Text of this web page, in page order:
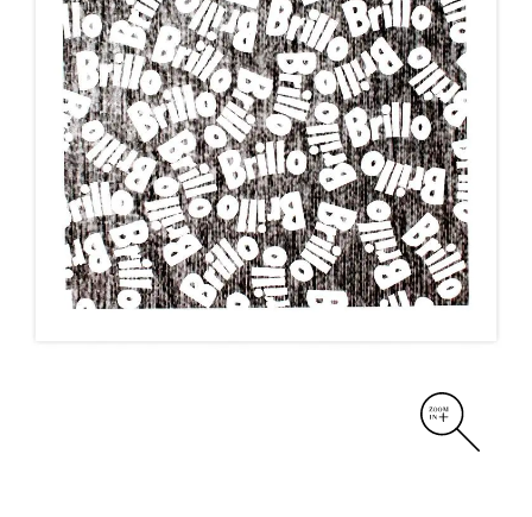
01_SCULPTURE
02_PHOTOGRAPHIQUE
03_COLLAGES
04_DESSINS
05_MONOTYPE
06_ARCHIVES
CONTACT